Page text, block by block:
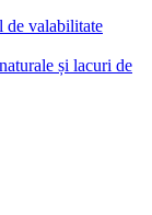
de valabilitate
și lacuri de